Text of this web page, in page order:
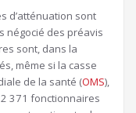
d’atténuation sont
négocié des préavis
sont, dans la
même si la casse
de la santé (OMS),
371 fonctionnaires